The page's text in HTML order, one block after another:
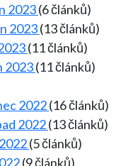
2023(6 článků)
2023(13 článků)
(11 článků)
2023(11 článků)
2022(16 článků)
2022(13 článků)
(5 článků)
(9 článků)